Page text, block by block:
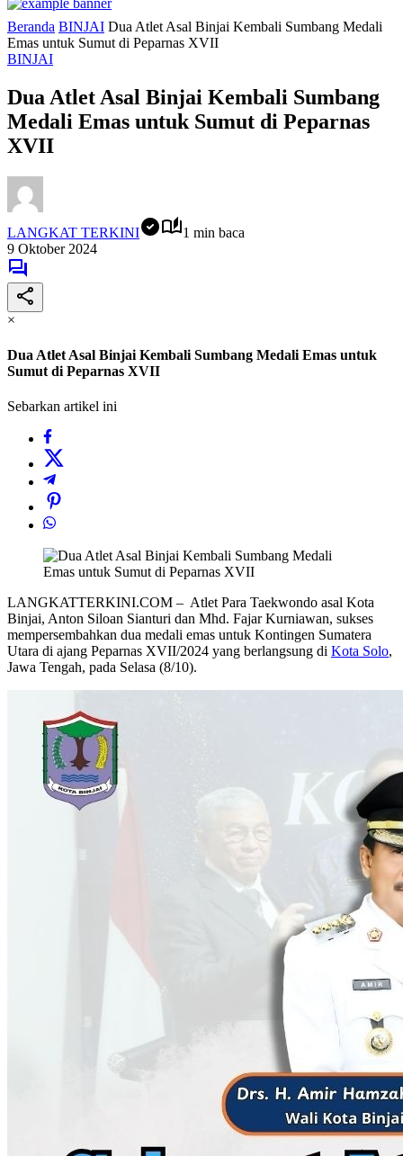
Beranda BINJAI Dua Atlet Asal Binjai Kembali Sumbang Medali
Emas untuk Sumut di Peparnas XVII
BINJAI
Dua Atlet Asal Binjai Kembali Sumbang
Medali Emas untuk Sumut di Peparnas
XVII
LANGKAT TERKINI
1 min baca
9 Oktober 2024
×
Dua Atlet Asal Binjai Kembali Sumbang Medali Emas untuk
Sumut di Peparnas XVII
Sebarkan artikel ini
LANGKATTERKINI.COM – Atlet Para Taekwondo asal Kota
Binjai, Anton Siloan Sianturi dan Mhd. Fajar Kurniawan, sukses
mempersembahkan dua medali emas untuk Kontingen Sumatera
Utara di ajang Peparnas XVII/2024 yang berlangsung di Kota Solo,
Jawa Tengah, pada Selasa (8/10).